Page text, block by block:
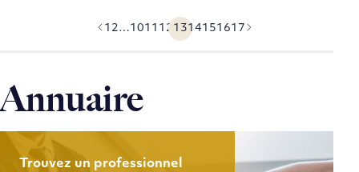
Précédent
1 2…1011 12 1314151617 Suivant
Annuaire
Trouvez un professionnel